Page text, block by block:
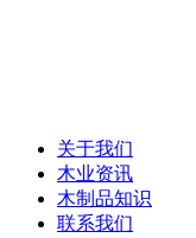
关于我们
木业资讯
木制品知识
联系我们